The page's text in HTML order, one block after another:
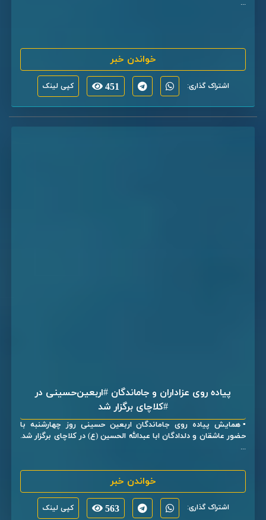
...
خواندن خبر
اشتراک گذاری: 451 کپی لینک
پیاده روی عزاداران و جاماندگان #اربعین‌حسینی در
#کلاچای برگزار شد
▪️همایش پیاده روی جاماندگان اربعین حسینی روز چهارشنبه با
حضور عاشقان و دلدادگان ابا عبدالله الحسین (ع) در کلاچای برگزار شد.
...
خواندن خبر
اشتراک گذاری: 563 کپی لینک